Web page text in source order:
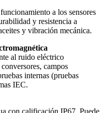
a los sensores
y resistencia a
y vibración mecánica.
al ruido eléctrico
campos
internas (pruebas
IEC.
con calificación IP67. Puede